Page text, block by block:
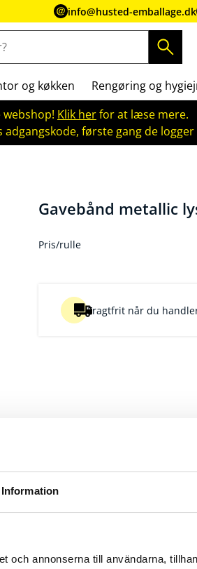
Information
och annonserna till användarna,
info@husted-emballage.dk
og køkken Rengøring og
Klik herfor at læse mere.
første gang de logger
Gavebånd metallic
Pris/rulle
Fragtfrit når du